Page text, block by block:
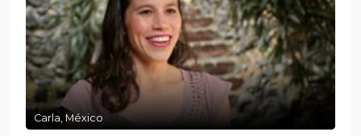
Carla, México